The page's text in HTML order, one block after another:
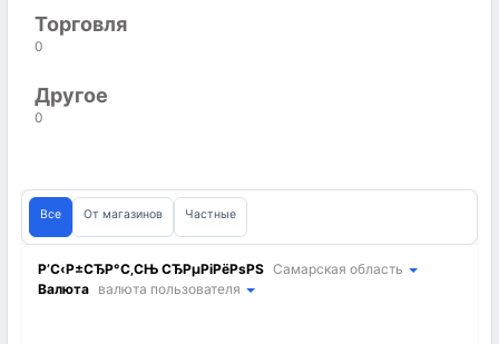
Торговля
0
Другое
0
Все От магазинов Частные
Р’С‹Р±СЂР°С‚СЊ СЂРµРіРёРѕРЅ Самарская область
Валюта валюта пользователя